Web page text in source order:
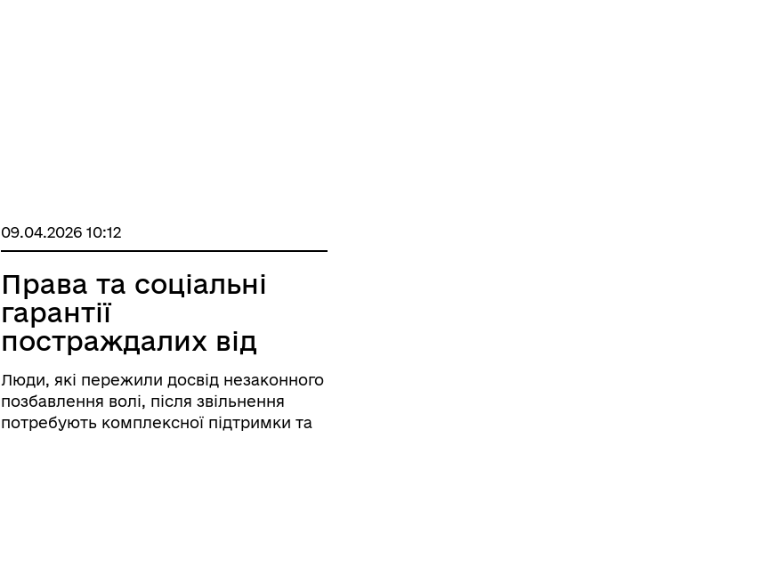
09.04.2026 10:12
Права та соціальні
гарантії
постраждалих від
збройної агресії
Люди, які пережили досвід незаконного
позбавлення волі, після звільнення
потребують комплексної підтримки та